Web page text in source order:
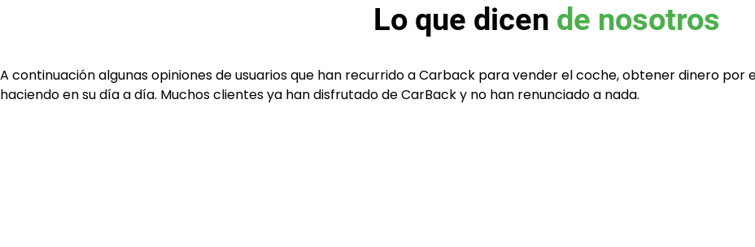
Lo que dicen de nosotros
A continuación algunas opiniones de usuarios que han recurrido a Carback para vender el coche, obtener dinero
haciendo en su día a día. Muchos clientes ya han disfrutado de CarBack y no han renunciado a nada.